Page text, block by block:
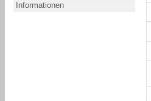
Informationen